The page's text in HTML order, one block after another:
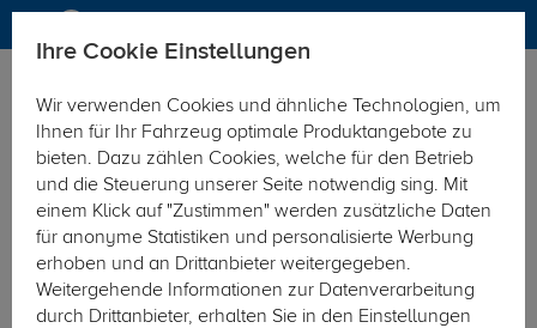
Hier geht's zur Fahrzeugübersicht: BMW 5er Touring (Kombi)
Ihre Cookie Einstellungen
Wir verwenden Cookies und ähnliche Technologien, um
Ihnen für Ihr Fahrzeug optimale Produktangebote zu
bieten. Dazu zählen Cookies, welche für den Betrieb
und die Steuerung unserer Seite notwendig sing. Mit
einem Klick auf "Zustimmen" werden zusätzliche Daten
für anonyme Statistiken und personalisierte Werbung
erhoben und an Drittanbieter weitergegeben.
Weitergehende Informationen zur Datenverarbeitung
durch Drittanbieter, erhalten Sie in den Einstellungen